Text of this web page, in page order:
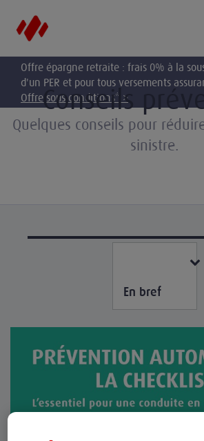
Offre épargne retraite : frais 0% à la
d'un PER et pour tous versements
Offre sous conditions* >
Conseils
Quelques conseils pour
sinistre.
En bref